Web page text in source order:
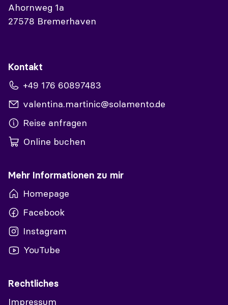
Ahornweg 1a
27578 Bremerhaven
Kontakt
+49 176 60897483
valentina.martinic@solamento.de
Reise anfragen
Online buchen
Mehr Informationen zu mir
Homepage
Facebook
Instagram
YouTube
Rechtliches
Impressum